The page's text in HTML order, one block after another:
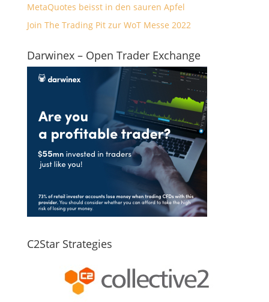
MetaQuotes beisst in den sauren Apfel
Join The Trading Pit zur WoT Messe 2022
Darwinex – Open Trader Exchange
C2Star Strategies